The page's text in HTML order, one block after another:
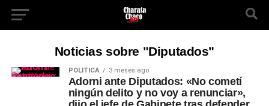
Noticias sobre "Diputados"
POLÍTICA 3 meses ago
Adorni ante Diputados: «No cometí
ningún delito y no voy a renunciar»,